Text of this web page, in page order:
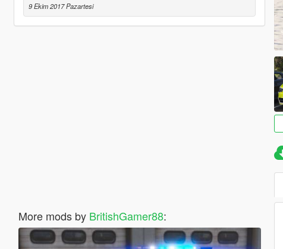
9 Ekim 2017 Pazartesi
More mods by BritishGamer88: